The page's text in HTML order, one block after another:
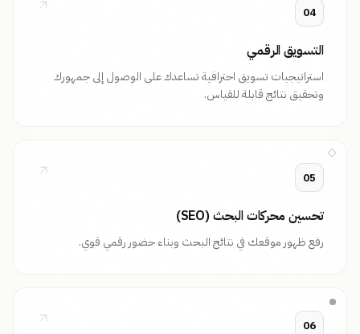
04
التسويق الرقمي
استراتيجيات تسويق احترافية تساعدك على الوصول إلى جمهورك
وتحقيق نتائج قابلة للقياس.
05
تحسين محركات البحث (SEO)
رفع ظهور موقعك في نتائج البحث وبناء حضور رقمي قوي.
06